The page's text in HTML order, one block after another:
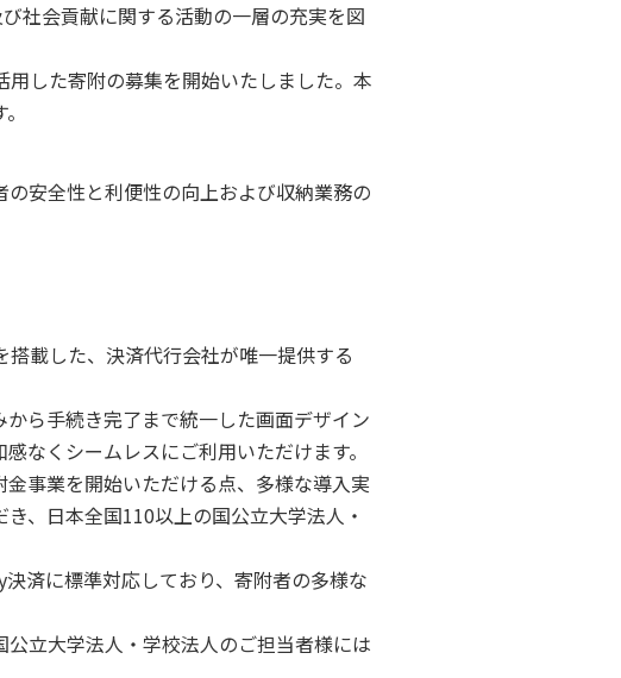
社会貢献に関する活動の一層の充実を図
した寄附の募集を開始いたしました。本
安全性と利便性の向上および収納業務の
載した、決済代行会社が唯一提供する
ら手続き完了まで統一した画面デザイン
なくシームレスにご利用いただけます。
事業を開始いただける点、多様な導入実
、日本全国110以上の国公立大学法人・
済に標準対応しており、寄附者の多様な
立大学法人・学校法人のご担当者様には